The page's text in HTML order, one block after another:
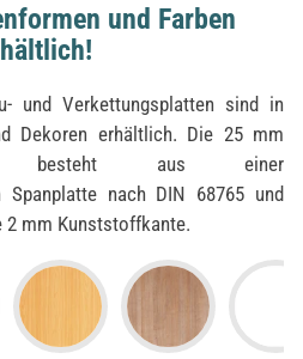
und Farben
und Verkettungsplatten sind in
Dekoren erhältlich. Die 25 mm
besteht aus einer
Spanplatte nach DIN 68765 und
2 mm Kunststoffkante.